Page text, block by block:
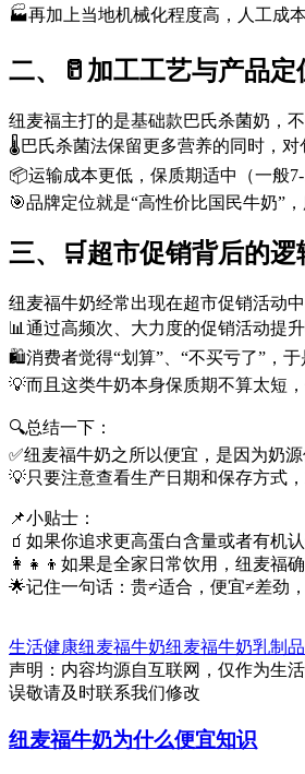
🏭再加上当地机械化程度高，人工成
二、🥛加工工艺与产品定
纽麦福主打的是基础款巴氏杀菌奶，
🌡️巴氏杀菌法保留更多营养的同时，对
📦运输成本更低，保质期适中（一般
🎯品牌定位就是“高性价比国民牛奶”
三、🛒超市促销背后的逻
纽麦福牛奶经常出现在超市促销活动
📊通过高频次、大力度的促销活动提
🛍️消费者觉得“划算”、“不买亏了”，于
💡而且这类牛奶本身保质期不算太短
🔍总结一下：
✅纽麦福牛奶之所以便宜，是因为奶
💡只要注意查看生产日期和保存方式
📌小贴士：
🧃如果你追求更高蛋白含量或者有机
👩‍👧‍👦如果是全家日常饮用，纽麦福
🌟记住一句话：贵≠适合，便宜≠差劲
生活健康纽麦福牛奶纽麦福牛奶乳制
声明：内容均源自互联网，仅作为生
误敬请及时联系我们修改
纽麦福牛奶为什么便宜知识